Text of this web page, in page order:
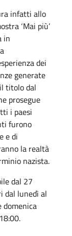
infatti allo
‘Mai più’
in
dei
generate
titolo dal
prosegue
i paesi
furono
e di
la realtà
nazista.
dal 27
dal lunedì al
domenica